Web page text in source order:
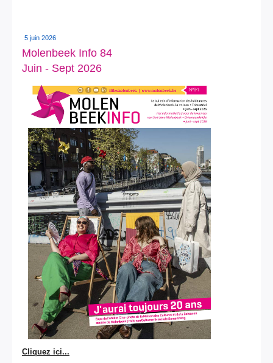
5 juin 2026
Molenbeek Info 84
Juin - Sept 2026
Cliquez ici...